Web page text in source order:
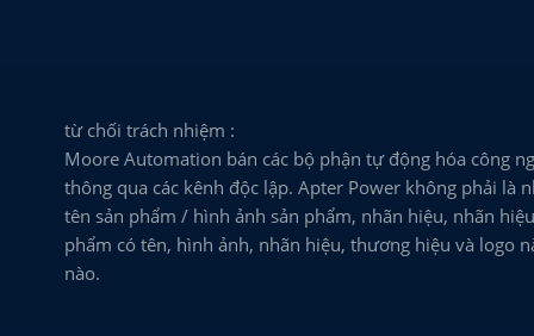
Measurement System
ĐỌC THÊM
24701-28-05-00-038-04-02
Proximity Probe Housing
từ chối trách nhiệm :
Moore Automation bán các bộ phận tự động hóa công
thông qua các kênh độc lập. Apter Power không phải là
tên sản phẩm / hình ảnh sản phẩm, nhãn hiệu, nhãn
phẩm có tên, hình ảnh, nhãn hiệu, thương hiệu và logo
nào.